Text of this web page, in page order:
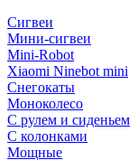
Сигвеи
Мини-сигвеи
Mini-Robot
Xiaomi Ninebot mini
Снегокаты
Моноколесо
С рулем и сиденьем
С колонками
Мощные